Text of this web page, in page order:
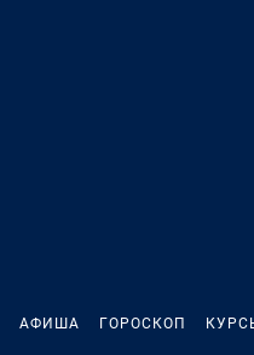
АФИША ГОРОСКОП